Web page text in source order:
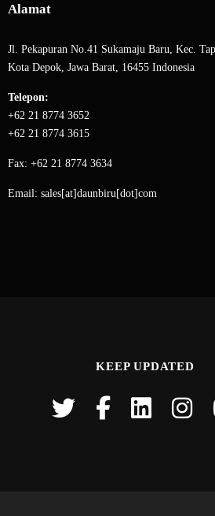
Alamat
Jl. Pekapuran No.41 Sukamaju Baru, Kec.
Kota Depok, Jawa Barat, 16455 Indonesia
Telepon:
+62 21 8774 3652
+62 21 8774 3615
Fax: +62 21 8774 3634
Email: sales[at]daunbiru[dot]com
KEEP UPDATED